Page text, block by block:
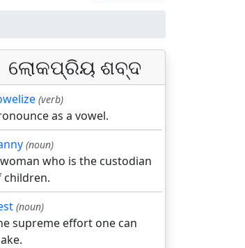
ଲୋକପ୍ରିୟ ଶବ୍ଦ
(verb)
as a vowel.
(noun)
who is the custodian
children.
(noun)
supreme effort one can